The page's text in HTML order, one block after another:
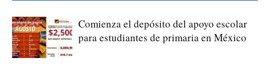
Comienza el depósito del apoyo escolar
para estudiantes de primaria en México